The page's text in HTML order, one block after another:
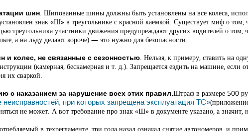
шин. Шипованные шины должны быть установлены на все колеса,
знак «Ш» в треугольнике с красной каемкой. Существует миф о том,
треугольника участники движения предупреждают других водителей о том,
а на льду делают короче) — это нужно для безопасности.
и колес, не связанные с сезонностью. Нельзя, к примеру, ставить на
(камерная, бескамерная и т. д.). Запрещается ездить на машине, если
их сваркой.
с наказанием за нарушение всех этих правил.Штраф в размере 500
неисправностей, при которых запрещена эксплуатация ТС»
не может. А вот требование про знак «Ш» в документе указано, а значит,
в техрегламенте, три года назад означал снятие автономеров, и